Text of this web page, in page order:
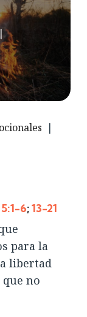
|
|
6;13-21
para la
libertad
no